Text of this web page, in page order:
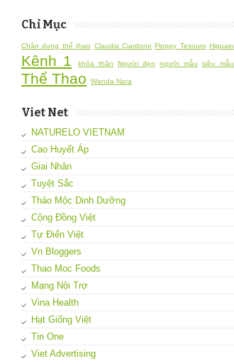
Chỉ Mục
Chân dung thể thao Claudia Ciardone Floppy Tesouro Higuain
Kênh 1 khỏa thân Người đẹp người mẫu siêu mẫu
Thể Thao Wanda Nara
Viet Net
NATURELO VIETNAM
Cao Huyết Áp
Giai Nhân
Tuyệt Sắc
Thảo Mộc Dinh Dưỡng
Cộng Đồng Việt
Tự Điển Việt
Vn Bloggers
Thao Moc Foods
Mạng Nội Trợ
Vina Health
Hạt Giống Việt
Tin One
Viet Advertising